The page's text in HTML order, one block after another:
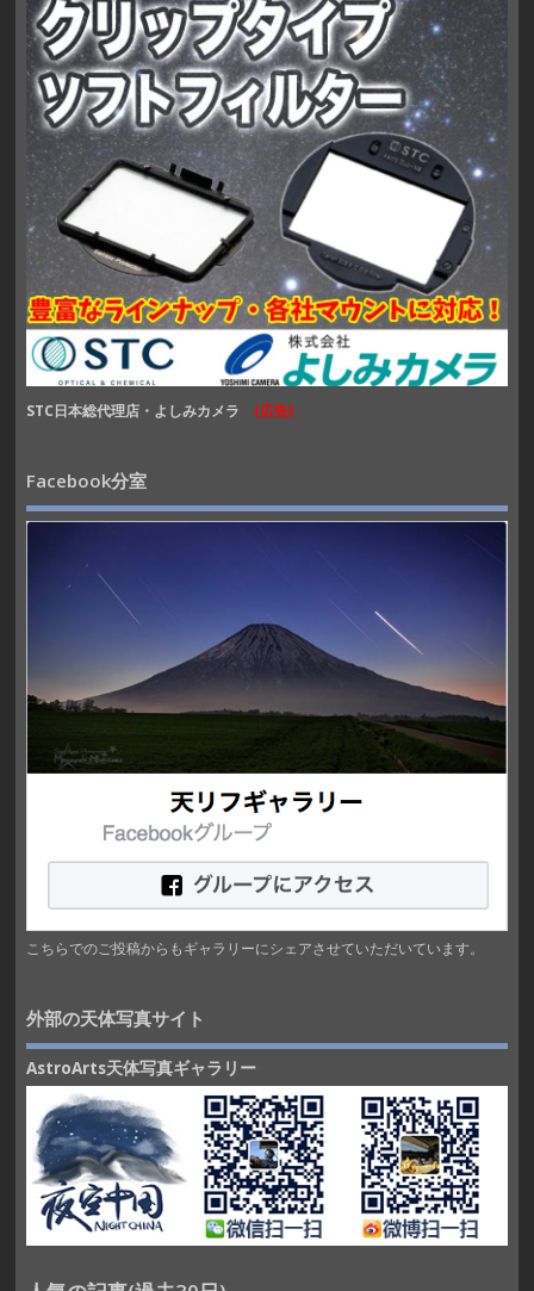
STC日本総代理店・よしみカメラ (広告)
Facebook分室
こちらでのご投稿からもギャラリーにシェアさせていただいています。
外部の天体写真サイト
AstroArts天体写真ギャラリー